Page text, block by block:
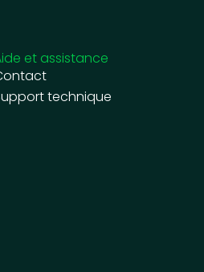
et assistance
technique